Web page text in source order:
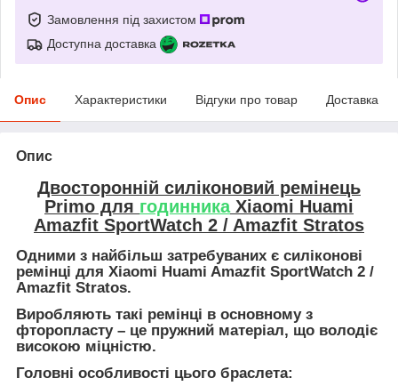
Замовлення під захистом
Доступна доставка
Опис Характеристики Відгуки про товар Доставка
Опис
Двосторонній силіконовий ремінець
Primo для годинникаXiaomi Huami
Amazfit SportWatch 2 / Amazfit Stratos
Одними з найбільш затребуваних є силіконові
ремінці для Xiaomi Huami Amazfit SportWatch 2 /
Amazfit Stratos.
Виробляють такі ремінці в основному з
фторопласту – це пружний матеріал, що володіє
високою міцністю.
Головні особливості цього браслета: